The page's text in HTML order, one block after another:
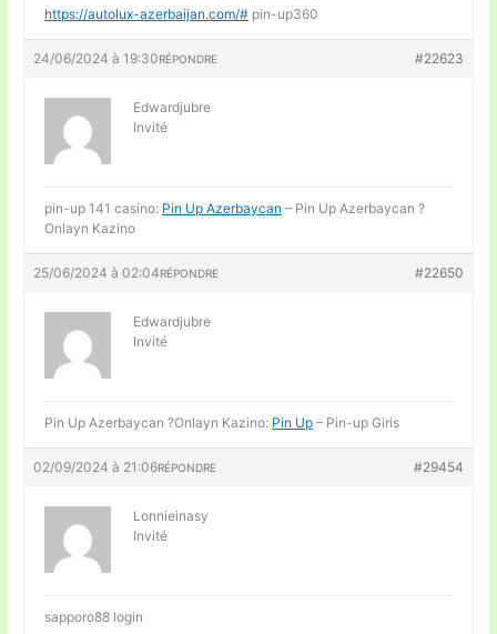
https://autolux-azerbaijan.com/# pin-up360
24/06/2024 à 19:30 #22623
RÉPONDRE
Edwardjubre
Invité
pin-up 141 casino: Pin Up Azerbaycan – Pin Up Azerbaycan ?
Onlayn Kazino
25/06/2024 à 02:04 #22650
RÉPONDRE
Edwardjubre
Invité
Pin Up Azerbaycan ?Onlayn Kazino: Pin Up – Pin-up Giris
02/09/2024 à 21:06 #29454
RÉPONDRE
Lonnieinasy
Invité
sapporo88 login